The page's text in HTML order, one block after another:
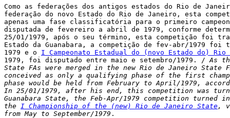
Como as federações dos antigos estados do Rio de
federação do novo Estado do Rio de Janeiro, esta
apenas uma fase classificatória para o primeiro
disputada de fevereiro a abril de 1979, conforme
25/01/1979, após o seu término, esta competição foi
Estado da Guanabara, a competição de fev-abr/1979 foi
1979 e o I Campeonato Estadual do (novo Estado do)
1979, foi disputado entre maio e setembro/1979. / As
State FAs were merged in the new Rio de Janeiro
conceived as only a qualifying phase of the first
phase would be held from February to April/1979,
In 25/01/1979, after his end, this competition was
Guanabara State, the Feb-Apr/1979 competition turned
the
I Championship of the (new) Rio de Janeiro State,
from May to September/1979 .